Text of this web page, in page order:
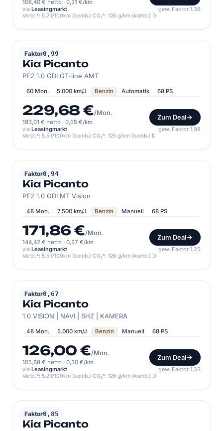
108,40 € netto · 0,31 €/km
via Leasingmarkt gew. Faktor 1,36
Verbr.*: 5.2 l/100km (komb.) CO₂*: 126 g/km (komb.) D
Faktor0,99
KIA
Kia Picanto
PE2 1.0 GDI GT-line AMT
60 Mon. 5.000 km/J Benzin Automatik 68 PS
229,68 €/Mon.
193,01 € netto · 0,55 €/km
Zum Deal
via Leasingmarkt gew. Faktor 1,98
Verbr.*: 5.5 l/100km (komb.) CO₂*: 125 g/km (komb.) D
Faktor0,94
KIA
Kia Picanto
PE2 1.0 GDI MT Vision
48 Mon. 7.500 km/J Benzin Manuell 68 PS
171,86 €/Mon.
144,42 € netto · 0,27 €/km
Zum Deal
via Leasingmarkt gew. Faktor 1,25
Verbr.*: 5.5 l/100km (komb.) CO₂*: 126 g/km (komb.) D
Faktor0,67
KIA
Kia Picanto
1.0 VISION | NAVI | SHZ | KAMERA
48 Mon. 5.000 km/J Benzin Manuell 68 PS
126,00 €/Mon.
105,88 € netto · 0,30 €/km
Zum Deal
via Leasingmarkt gew. Faktor 1,33
Verbr.*: 5.2 l/100km (komb.) CO₂*: 126 g/km (komb.) D
Faktor0,85
KIA
Kia Picanto